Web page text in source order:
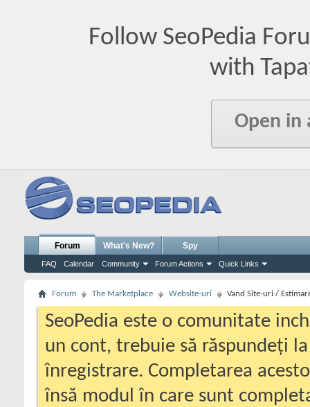
Follow SeoPedia
with
Open in
Forum
FAQ Calendar Community Forum Actions Quick Links
What's New? Spy
Forum The Marketplace Website-uri Vand Site-uri /
SeoPedia este o comunitate
un cont, trebuie să răspundeți
înregistrare. Completarea
însă modul în care sunt